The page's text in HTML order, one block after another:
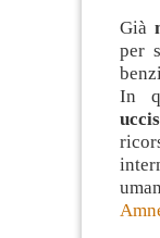
Già
per
In